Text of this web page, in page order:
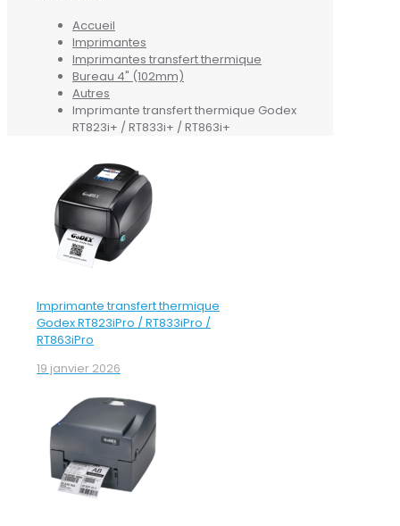
Accueil
Imprimantes
Imprimantes transfert thermique
Bureau 4" (102mm)
Autres
Imprimante transfert thermique Godex
RT823i+ / RT833i+ / RT863i+
Imprimante transfert thermique
Godex RT823iPro / RT833iPro /
RT863iPro
19 janvier 2026